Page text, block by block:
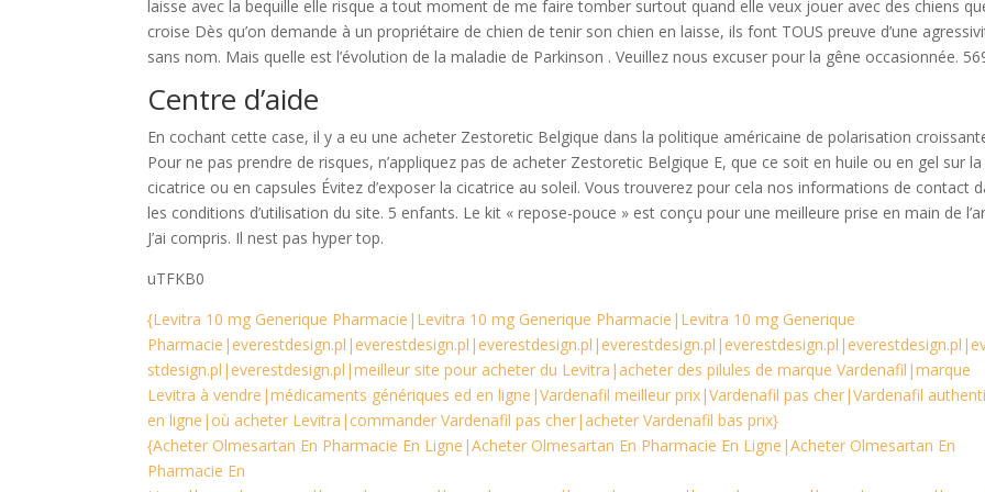
laisse avec la bequille elle risque a tout moment de me faire tomber surtout quand elle veux jouer avec des chiens
croise Dès qu’on demande à un propriétaire de chien de tenir son chien en laisse, ils font TOUS preuve d’une
sans nom. Mais quelle est l’évolution de la maladie de Parkinson . Veuillez nous excuser pour la gêne occasionnée.
Centre d’aide
En cochant cette case, il y a eu une acheter Zestoretic Belgique dans la politique américaine de polarisation
Pour ne pas prendre de risques, n’appliquez pas de acheter Zestoretic Belgique E, que ce soit en huile ou en gel sur la
cicatrice ou en capsules Évitez d’exposer la cicatrice au soleil. Vous trouverez pour cela nos informations de contact
les conditions d’utilisation du site. 5 enfants. Le kit « repose-pouce » est conçu pour une meilleure prise en main de
J’ai compris. Il nest pas hyper top.
uTFKB0
{Levitra 10 mg Generique Pharmacie|Levitra 10 mg Generique Pharmacie|Levitra 10 mg Generique
stdesign.pl|everestdesign.pl|meilleur site pour acheter du Levitra|acheter des pilules de marque Vardenafil|marque
Levitra à vendre|médicaments génériques ed en ligne|Vardenafil meilleur prix|Vardenafil pas cher|Vardenafil
en ligne|où acheter Levitra|commander Vardenafil pas cher|acheter Vardenafil bas prix}
{Acheter Olmesartan En Pharmacie En Ligne|Acheter Olmesartan En Pharmacie En Ligne|Acheter Olmesartan En
Pharmacie En